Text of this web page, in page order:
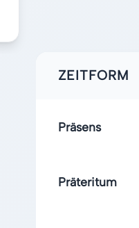
ZEITFORM
Präsens
Präteritum